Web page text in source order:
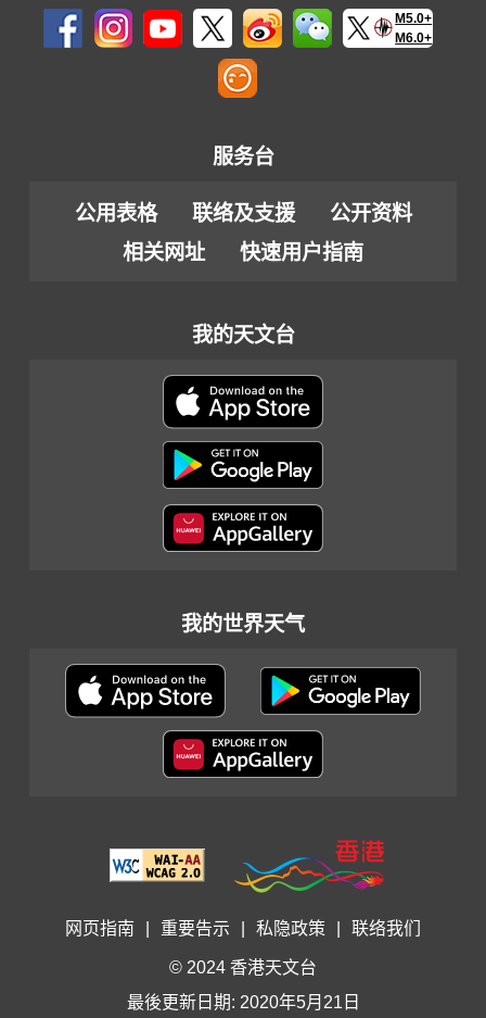
M5.0+
M6.0+
服务台
公用表格 联络及支援
公开资料
相关网址
快速用户指南
我的天文台
我的世界天气
网页指南 重要告示 私隐政策 联络我们
© 2024 香港天文台
最後更新日期: 2020年5月21日